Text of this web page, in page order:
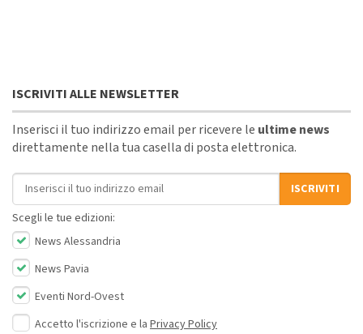
ISCRIVITI ALLE NEWSLETTER
Inserisci il tuo indirizzo email per ricevere le ultime news
direttamente nella tua casella di posta elettronica.
Indirizzo email
ISCRIVITI
Scegli le tue edizioni:
News Alessandria
News Pavia
Eventi Nord-Ovest
Accetto l'iscrizione e la Privacy Policy